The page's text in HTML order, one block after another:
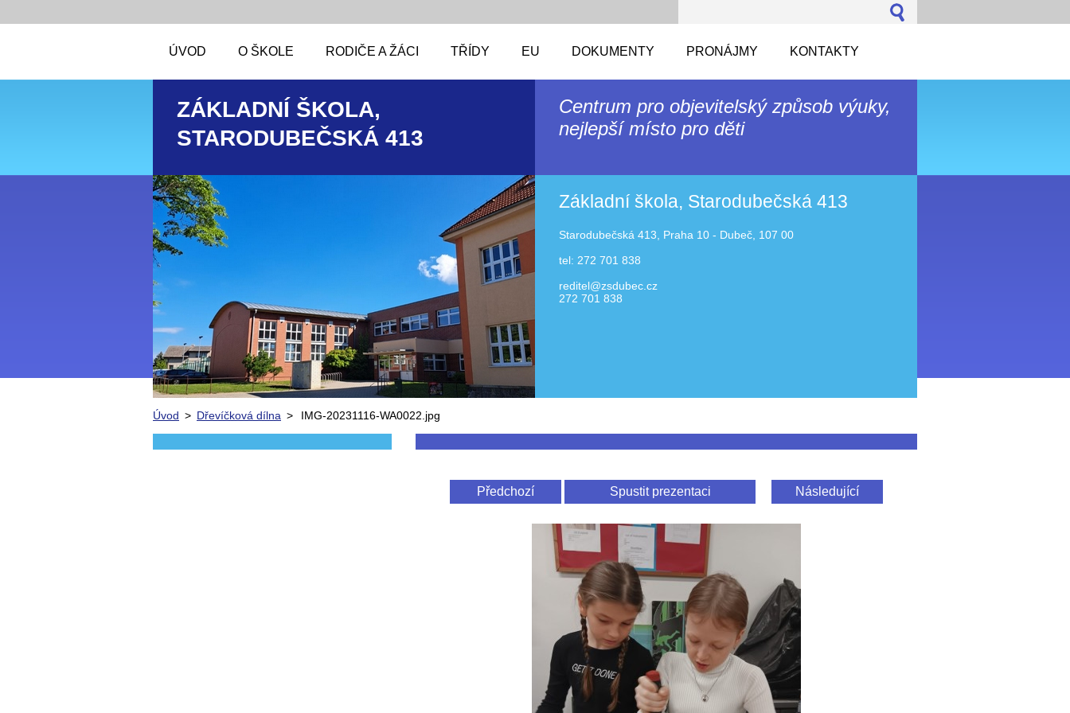
ÚVOD O ŠKOLE RODIČE A ŽÁCI TŘÍDY EU DOKUMENTY PRONÁJMY KONTAKTY
ZÁKLADNÍ ŠKOLA,
STARODUBEČSKÁ 413
Centrum pro objevitelský způsob výuky,
nejlepší místo pro děti
Základní škola, Starodubečská 413
Starodubečská 413, Praha 10 - Dubeč, 107 00
tel: 272 701 838
reditel@zsdubec.cz
272 701 838
Úvod > Dřevíčková dílna > IMG-20231116-WA0022.jpg
Předchozí Spustit prezentaci Následující